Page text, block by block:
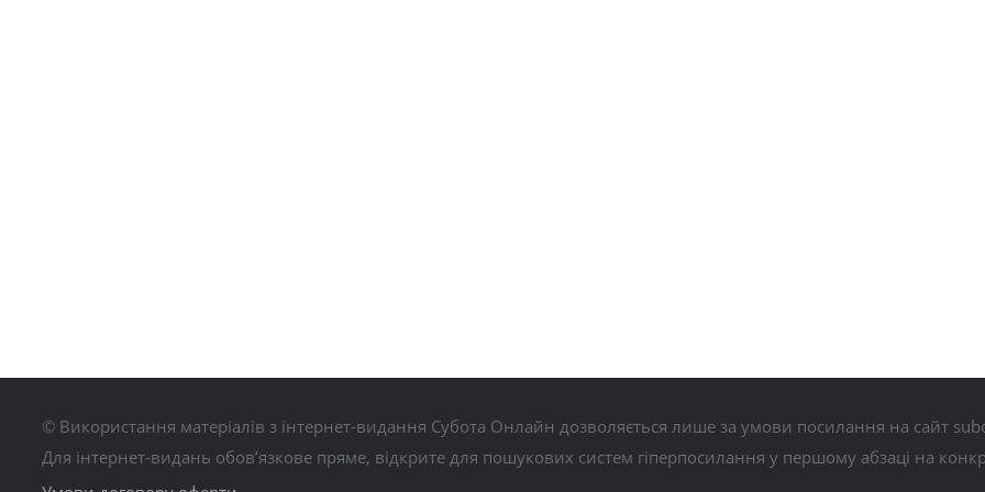
© Використання матеріалів з інтернет-видання Субота Онлайн дозволяється лише за умови посилання на сайт
Для інтернет-видань обов’язкове пряме, відкрите для пошукових систем гіперпосилання у першому абзаці на